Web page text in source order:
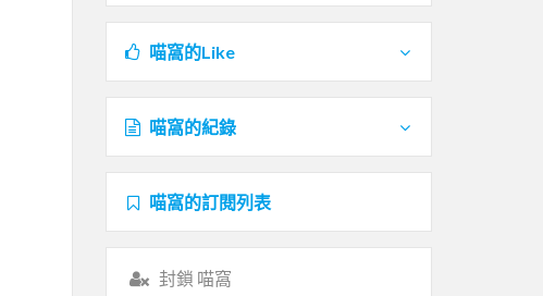
喵窩的Like
喵窩的紀錄
喵窩的訂閱列表
封鎖 喵窩